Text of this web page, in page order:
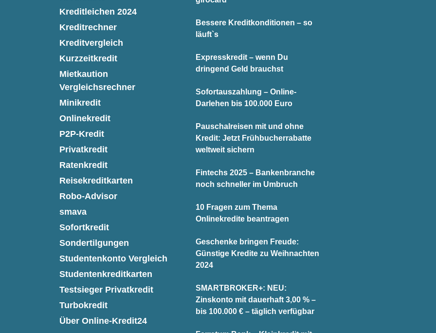
Kreditleichen 2024
Kreditrechner
Kreditvergleich
Kurzzeitkredit
Mietkaution
Vergleichsrechner
Minikredit
Onlinekredit
P2P-Kredit
Privatkredit
Ratenkredit
Reisekreditkarten
Robo-Advisor
smava
Sofortkredit
Sondertilgungen
Studentenkonto Vergleich
Studentenkreditkarten
Testsieger Privatkredit
Turbokredit
Über Online-Kredit24
Bessere Kreditkonditionen – so
läuft`s
Expresskredit – wenn Du
dringend Geld brauchst
Sofortauszahlung – Online-
Darlehen bis 100.000 Euro
Pauschalreisen mit und ohne
Kredit: Jetzt Frühbucherrabatte
weltweit sichern
Fintechs 2025 – Bankenbranche
noch schneller im Umbruch
10 Fragen zum Thema
Onlinekredite beantragen
Geschenke bringen Freude:
Günstige Kredite zu Weihnachten
2024
SMARTBROKER+: NEU:
Zinskonto mit dauerhaft 3,00 % –
bis 100.000 € – täglich verfügbar